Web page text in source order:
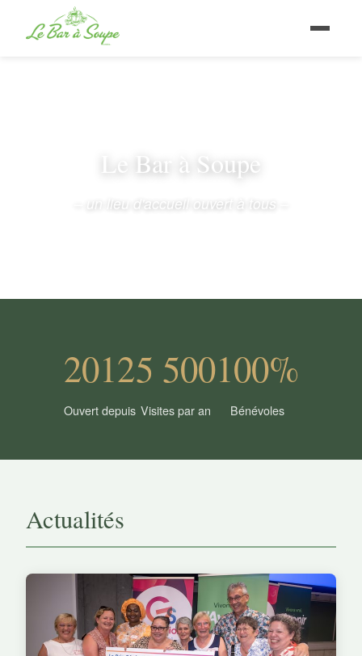
Le Bar à Soupe
– un lieu d'accueil ouvert à tous –
2012
Ouvert depuis
5 500
Visites par an
100%
Bénévoles
Actualités